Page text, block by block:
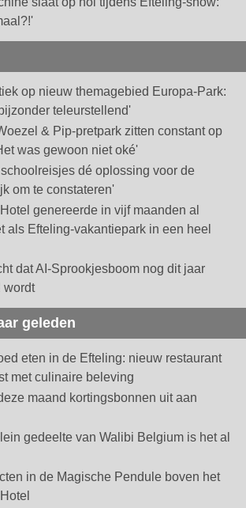
op nieuw themagebied Europa-Park:
teleurstellend'
& Pip-pretpark zitten constant op
was gewoon niet oké'
schoolreisjes dé oplossing voor de
om te constateren'
genereerde in vijf maanden al
als Efteling-vakantiepark in een heel
dat AI-Sprookjesboom nog dit jaar
wordt
geleden
eten in de Efteling: nieuw restaurant
met culinaire beleving
maand kortingsbonnen uit aan
gedeelte van Walibi Belgium is het al
in de Magische Pendule boven het